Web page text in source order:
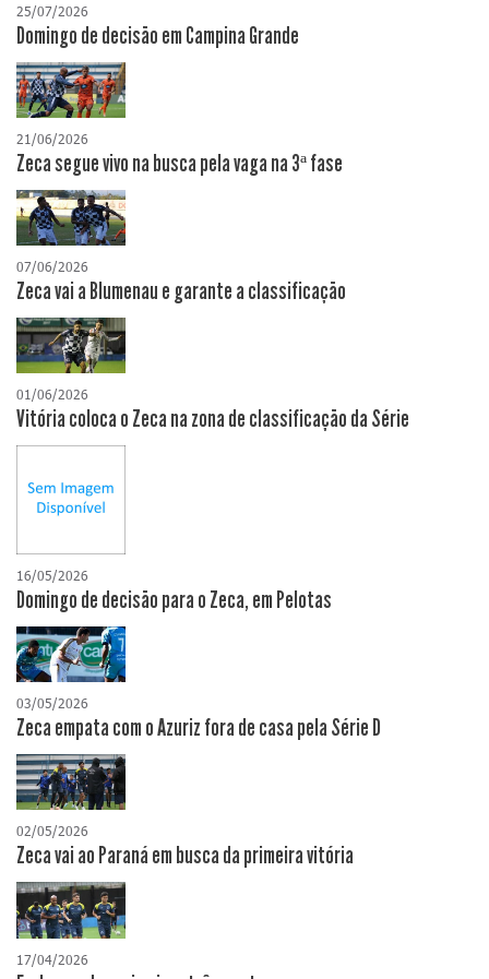
25/07/2026
Domingo de decisão em Campina Grande
21/06/2026
Zeca segue vivo na busca pela vaga na 3ª fase
07/06/2026
Zeca vai a Blumenau e garante a classificação
01/06/2026
Vitória coloca o Zeca na zona de classificação da Série
16/05/2026
Domingo de decisão para o Zeca, em Pelotas
03/05/2026
Zeca empata com o Azuriz fora de casa pela Série D
02/05/2026
Zeca vai ao Paraná em busca da primeira vitória
17/04/2026